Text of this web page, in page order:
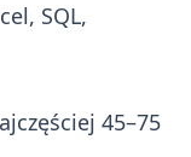
SQL,
45–75